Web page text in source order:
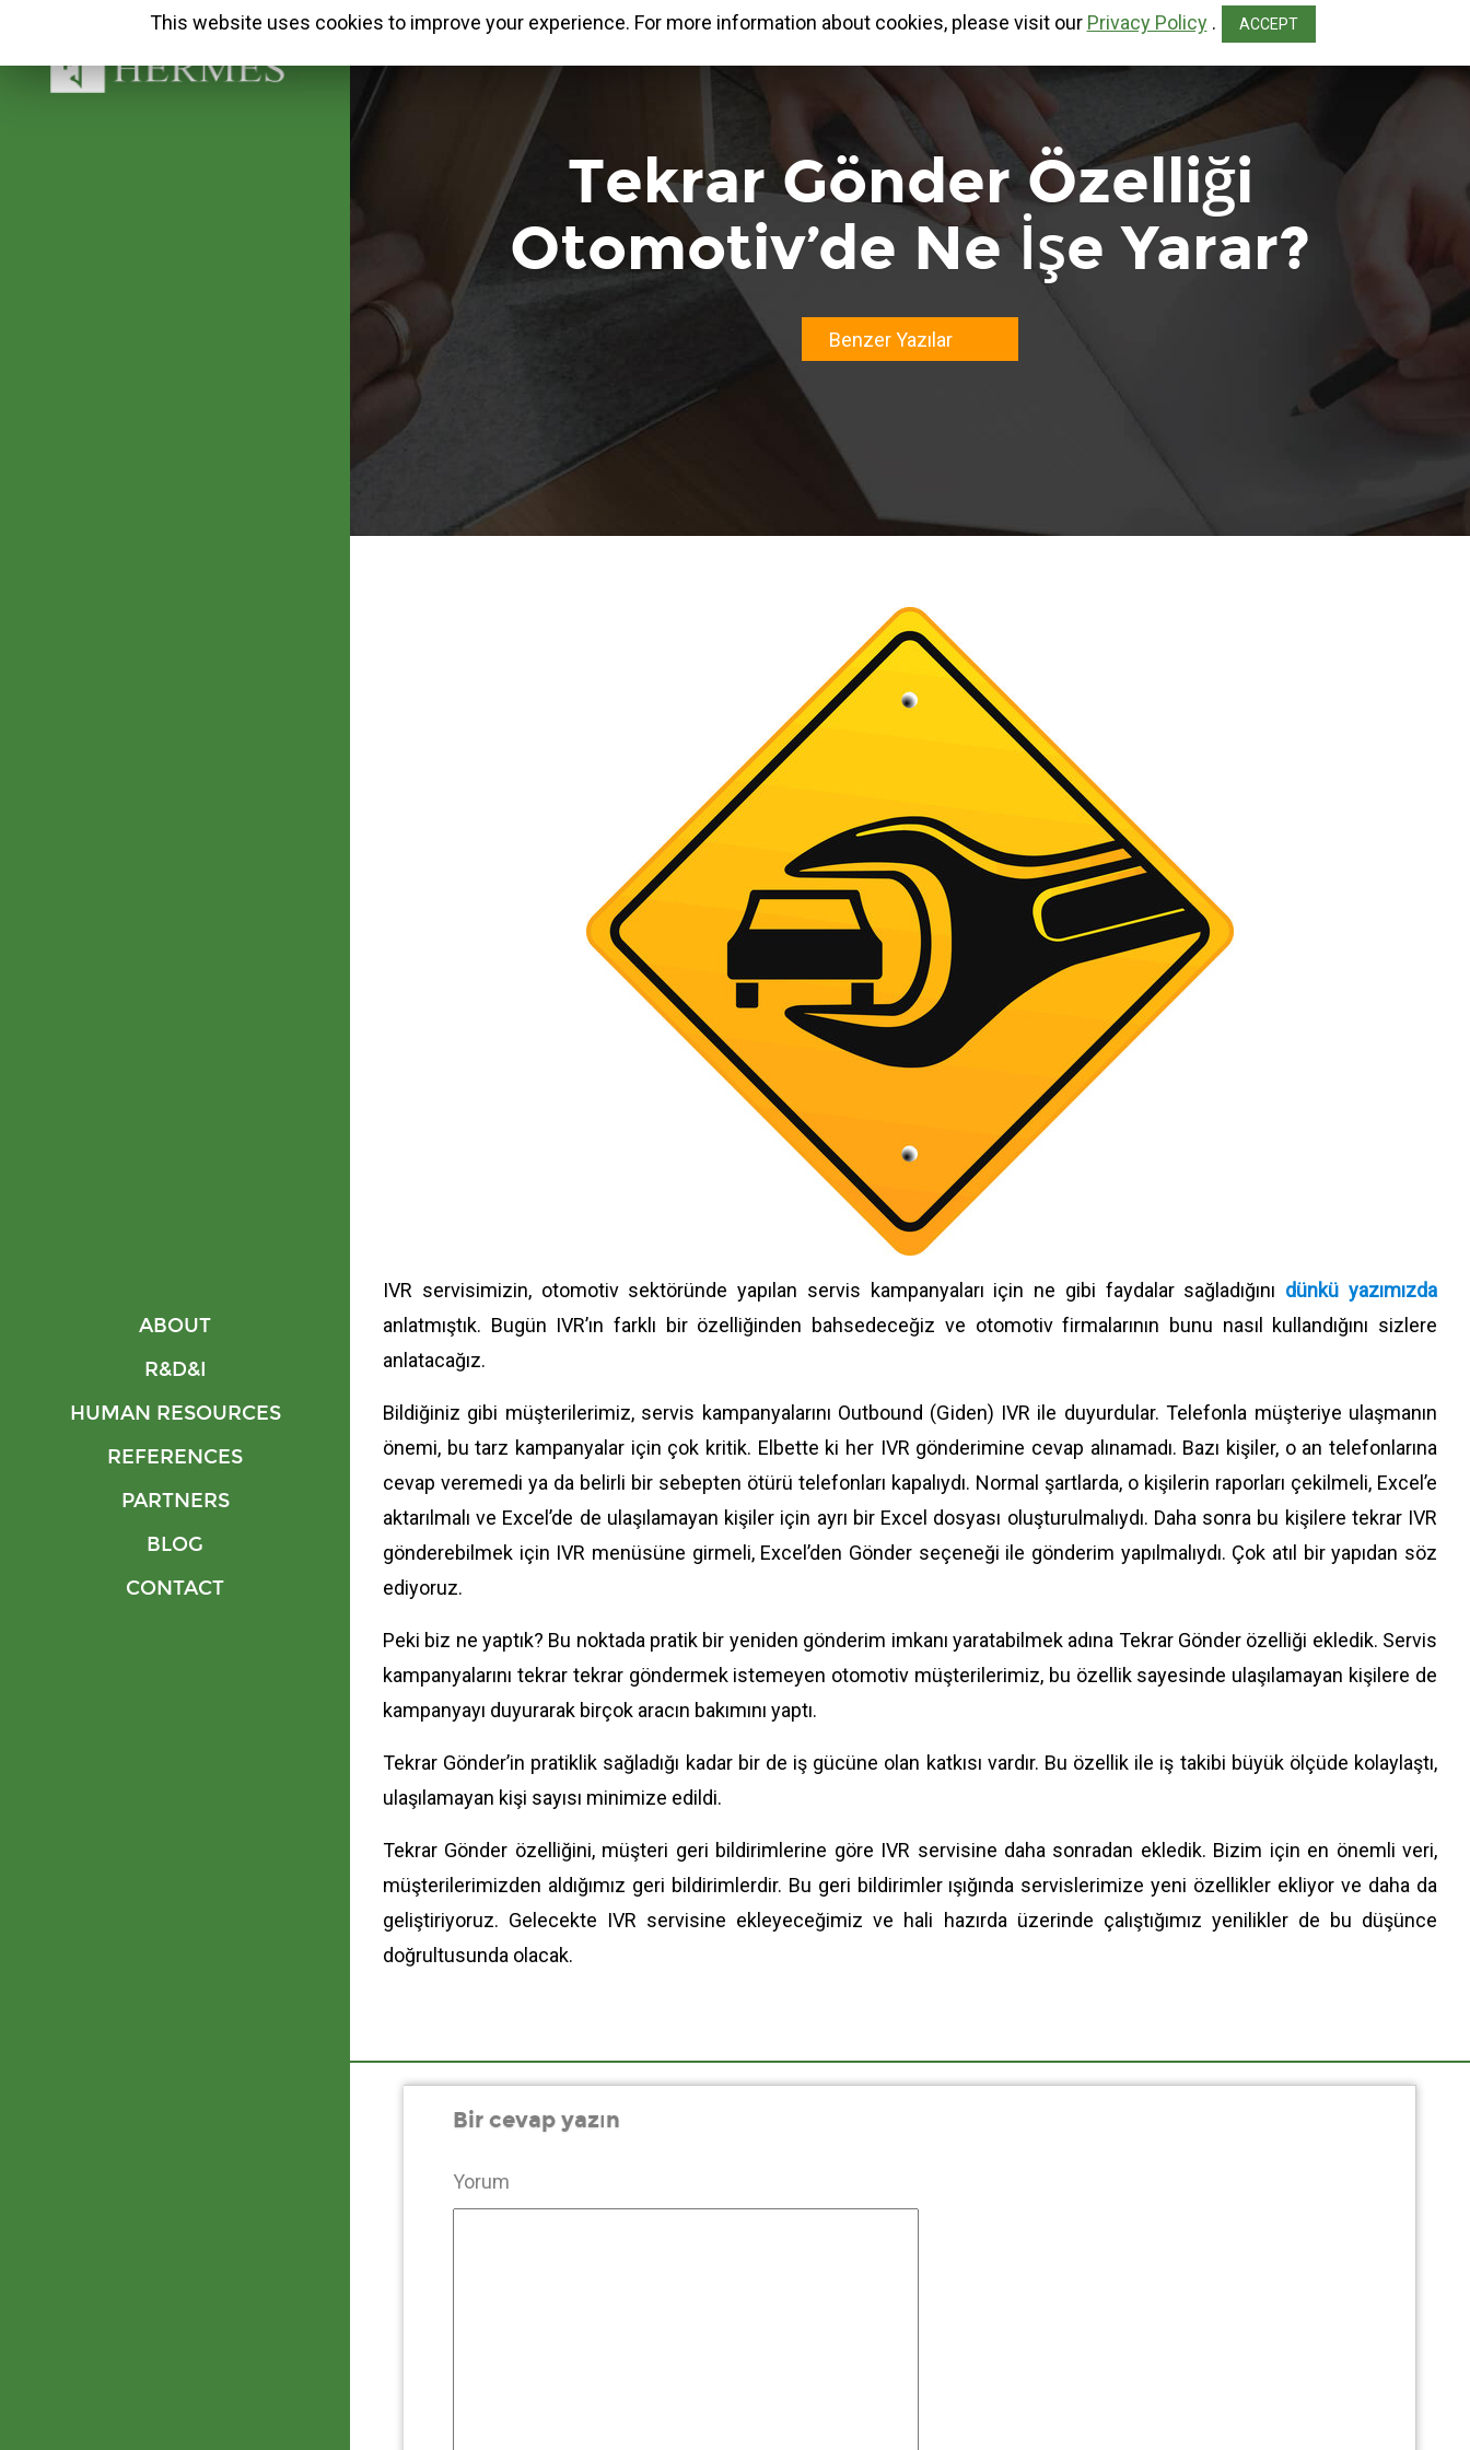
ABOUT
R&D&I
HUMAN RESOURCES
REFERENCES
PARTNERS
BLOG
CONTACT
Tekrar Gönder Özelliği
Otomotiv’de Ne İşe Yarar?
Benzer Yazılar
IVR servisimizin, otomotiv sektöründe yapılan servis kampanyaları için ne gibi faydalar sağladığını dünkü yazımızda
anlatmıştık. Bugün IVR’ın farklı bir özelliğinden bahsedeceğiz ve otomotiv firmalarının bunu nasıl kullandığını sizlere
anlatacağız.
Bildiğiniz gibi müşterilerimiz, servis kampanyalarını Outbound (Giden) IVR ile duyurdular. Telefonla müşteriye ulaşmanın
önemi, bu tarz kampanyalar için çok kritik. Elbette ki her IVR gönderimine cevap alınamadı. Bazı kişiler, o an telefonlarına
cevap veremedi ya da belirli bir sebepten ötürü telefonları kapalıydı. Normal şartlarda, o kişilerin raporları çekilmeli, Excel’e
aktarılmalı ve Excel’de de ulaşılamayan kişiler için ayrı bir Excel dosyası oluşturulmalıydı. Daha sonra bu kişilere tekrar IVR
gönderebilmek için IVR menüsüne girmeli, Excel’den Gönder seçeneği ile gönderim yapılmalıydı. Çok atıl bir yapıdan söz
ediyoruz.
Peki biz ne yaptık? Bu noktada pratik bir yeniden gönderim imkanı yaratabilmek adına Tekrar Gönder özelliği ekledik. Servis
kampanyalarını tekrar tekrar göndermek istemeyen otomotiv müşterilerimiz, bu özellik sayesinde ulaşılamayan kişilere de
kampanyayı duyurarak birçok aracın bakımını yaptı.
Tekrar Gönder’in pratiklik sağladığı kadar bir de iş gücüne olan katkısı vardır. Bu özellik ile iş takibi büyük ölçüde kolaylaştı,
ulaşılamayan kişi sayısı minimize edildi.
Tekrar Gönder özelliğini, müşteri geri bildirimlerine göre IVR servisine daha sonradan ekledik. Bizim için en önemli veri,
müşterilerimizden aldığımız geri bildirimlerdir. Bu geri bildirimler ışığında servislerimize yeni özellikler ekliyor ve daha da
geliştiriyoruz. Gelecekte IVR servisine ekleyeceğimiz ve hali hazırda üzerinde çalıştığımız yenilikler de bu düşünce
doğrultusunda olacak.
Bir cevap yazın
Yorum
This website uses cookies to improve your experience. For more information about cookies, please visit our Privacy Policy. ACCEPT